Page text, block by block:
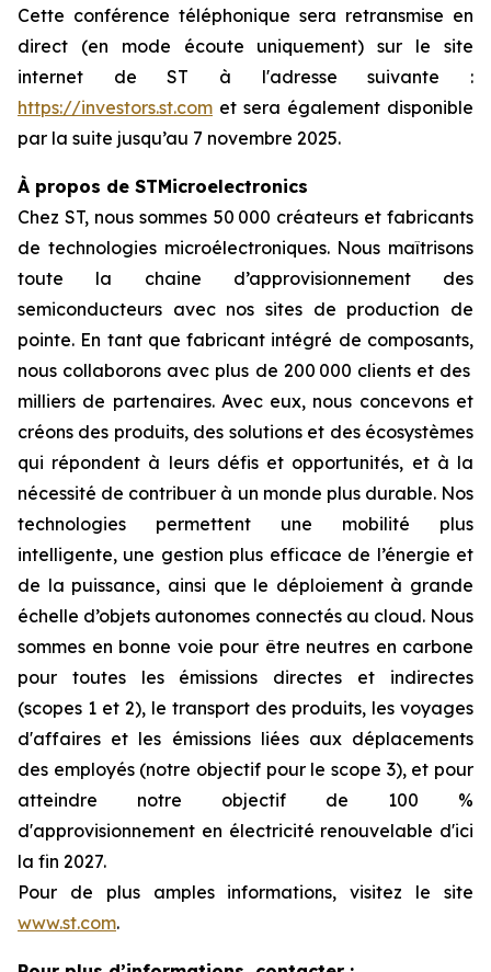
Cette conférence téléphonique sera retransmise en
direct (en mode écoute uniquement) sur le site
internet de ST à l'adresse suivante :
https://investors.st.com et sera également disponible
par la suite jusqu’au 7 novembre 2025.
À propos de STMicroelectronics
Chez ST, nous sommes 50 000 créateurs et fabricants
de technologies microélectroniques. Nous maîtrisons
toute la chaine d’approvisionnement des
semiconducteurs avec nos sites de production de
pointe. En tant que fabricant intégré de composants,
nous collaborons avec plus de 200 000 clients et des
milliers de partenaires. Avec eux, nous concevons et
créons des produits, des solutions et des écosystèmes
qui répondent à leurs défis et opportunités, et à la
nécessité de contribuer à un monde plus durable. Nos
technologies permettent une mobilité plus
intelligente, une gestion plus efficace de l’énergie et
de la puissance, ainsi que le déploiement à grande
échelle d’objets autonomes connectés au cloud. Nous
sommes en bonne voie pour être neutres en carbone
pour toutes les émissions directes et indirectes
(scopes 1 et 2), le transport des produits, les voyages
d'affaires et les émissions liées aux déplacements
des employés (notre objectif pour le scope 3), et pour
atteindre notre objectif de 100 %
d'approvisionnement en électricité renouvelable d'ici
la fin 2027.
Pour de plus amples informations, visitez le site
www.st.com.